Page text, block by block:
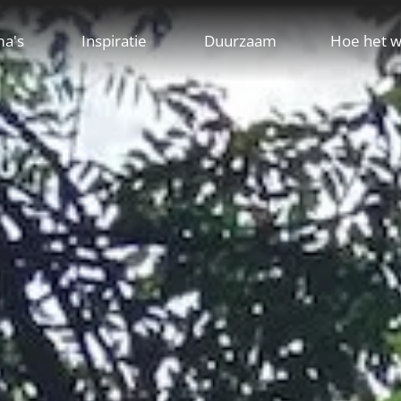
Inspiratie Duurzaam Hoe het